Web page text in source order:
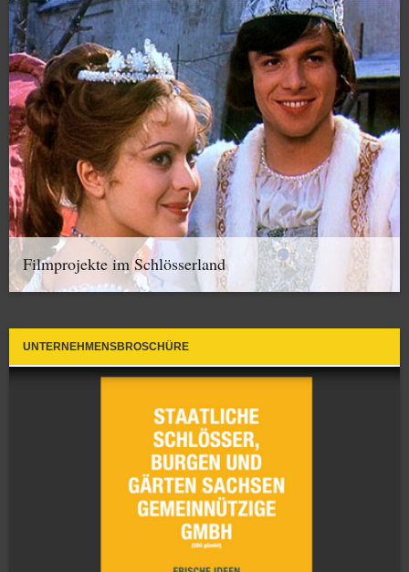
Filmprojekte im Schlösserland
UNTERNEHMENSBROSCHÜRE